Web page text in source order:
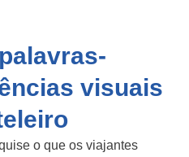
visuais
o que os viajantes